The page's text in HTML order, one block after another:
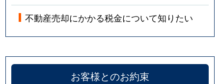
不動産売却にかかる税金について知りたい
お客様とのお約束